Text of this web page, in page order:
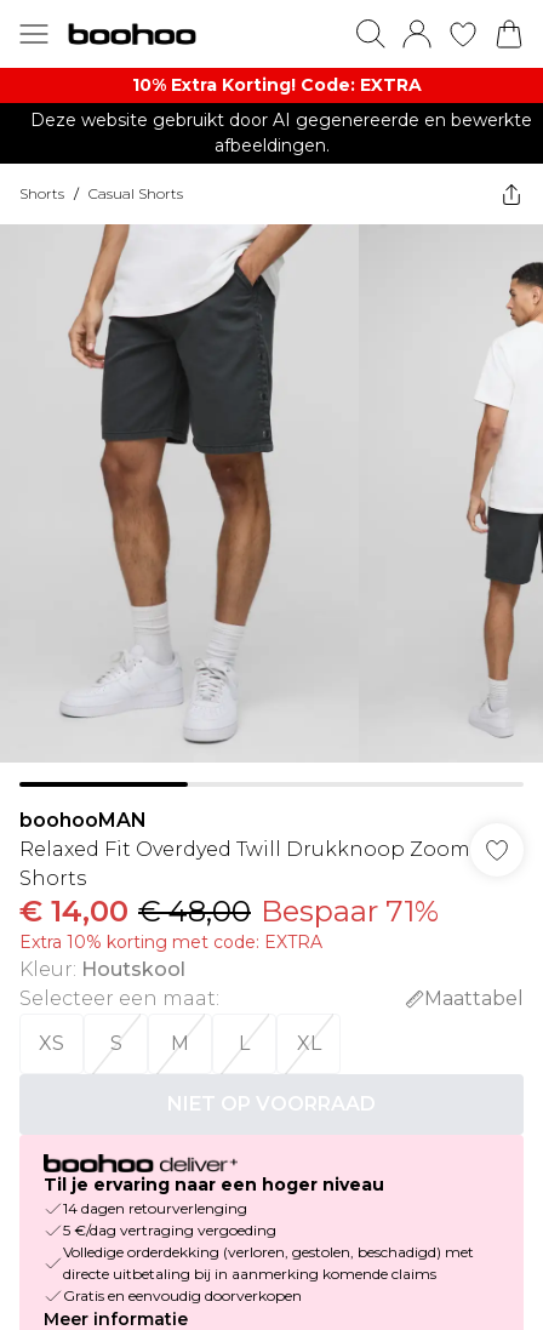
10% Extra Korting! Code: EXTRA​
Deze website gebruikt door AI gegenereerde en bewerkte
afbeeldingen.
Shorts / Casual Shorts
boohooMAN
Relaxed Fit Overdyed Twill Drukknoop Zoom
Shorts
€ 14,00 € 48,00 Bespaar 71%
Extra 10% korting met code: EXTRA
Kleur: Houtskool
Selecteer een maat:
Maattabel
XS
S M L XL
NIET OP VOORRAAD
Til je ervaring naar een hoger niveau
14 dagen retourverlenging
5 €/dag vertraging vergoeding
Volledige orderdekking (verloren, gestolen, beschadigd) met
directe uitbetaling bij in aanmerking komende claims
Gratis en eenvoudig doorverkopen
Meer informatie